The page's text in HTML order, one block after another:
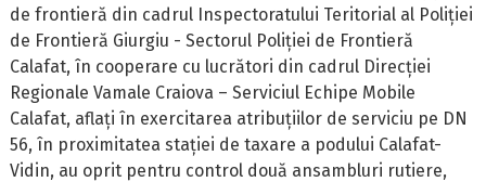
de frontieră din cadrul Inspectoratului Teritorial al Poliției
de Frontieră Giurgiu - Sectorul Poliției de Frontieră
Calafat, în cooperare cu lucrători din cadrul Direcției
Regionale Vamale Craiova – Serviciul Echipe Mobile
Calafat, aflați în exercitarea atribuțiilor de serviciu pe DN
56, în proximitatea stației de taxare a podului Calafat-
Vidin, au oprit pentru control două ansambluri rutiere,